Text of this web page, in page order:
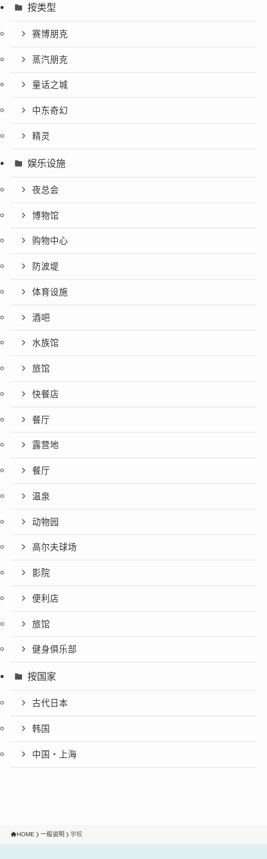
按类型
赛博朋克
蒸汽朋克
童话之城
中东奇幻
精灵
娱乐设施
夜总会
博物馆
购物中心
防波堤
体育设施
酒吧
水族馆
旅馆
快餐店
餐厅
露营地
餐厅
温泉
动物园
高尔夫球场
影院
便利店
旅馆
健身俱乐部
按国家
古代日本
韩国
中国・上海
HOME 一般说明 学校